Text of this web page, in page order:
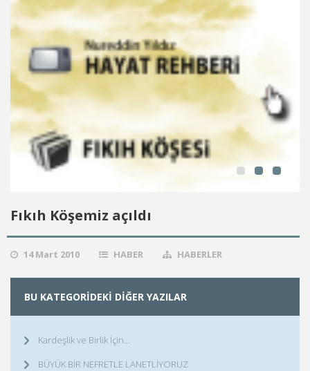
Fıkıh Köşemiz açıldı
14 Mart 2010 HABER HABERLER
BU KATEGORIDEKI DIĞER YAZILAR
Kardeşlik ve Birlik İçin…
BÜYÜK BİR NEFRETLE LANETLİYORUZ